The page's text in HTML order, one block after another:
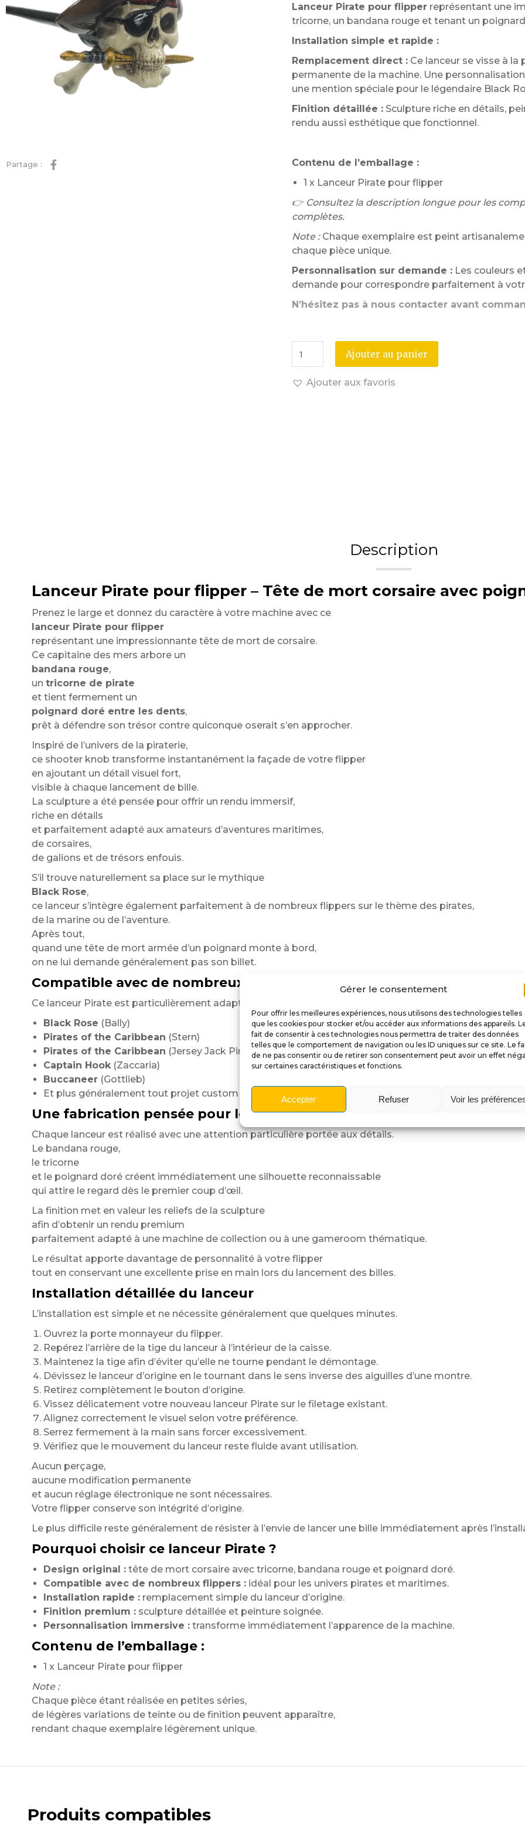
Gérer le consentement
Pour offrir les meilleures expériences, nous utilisons des technologies telles
que les cookies pour stocker et/ou accéder aux informations des appareils.
fait de consentir à ces technologies nous permettra de traiter des données
telles que le comportement de navigation ou les ID uniques sur ce site. Le
de ne pas consentir ou de retirer son consentement peut avoir un effet
sur certaines caractéristiques et fonctions.
Accepter Refuser Voir les
Partage :
Lanceur Pirate pour flipperreprésentant une
tricorne, un bandana rouge et tenant un
Installation simple et rapide :
Remplacement direct :Ce lanceur se visse à la
permanente de la machine. Une
une mention spéciale pour le légendaire Black
Finition détaillée :Sculpture riche en détails,
rendu aussi esthétique que fonctionnel.
Contenu de l’emballage :
1 x Lanceur Pirate pour flipper
👉 Consultez la description longue pour les
complètes.
Note :Chaque exemplaire est peint
chaque pièce unique.
Personnalisation sur demande :Les couleurs
demande pour correspondre parfaitement à
N’hésitez pas à nous contacter avant
Ajouter au panier
Ajouter aux favoris
Description
Lanceur Pirate pour flipper – Tête de mort corsaire avec
Prenez le large et donnez du caractère à votre machine avec ce
lanceur Pirate pour flipper
représentant une impressionnante tête de mort de corsaire.
Ce capitaine des mers arbore un
bandana rouge,
un tricorne de pirate
et tient fermement un
poignard doré entre les dents,
prêt à défendre son trésor contre quiconque oserait s’en approcher.
Inspiré de l’univers de la piraterie,
ce shooter knob transforme instantanément la façade de votre flipper
en ajoutant un détail visuel fort,
visible à chaque lancement de bille.
La sculpture a été pensée pour offrir un rendu immersif,
riche en détails
et parfaitement adapté aux amateurs d’aventures maritimes,
de corsaires,
de galions et de trésors enfouis.
S’il trouve naturellement sa place sur le mythique
Black Rose,
ce lanceur s’intègre également parfaitement à de nombreux flippers sur le thème des pirates,
de la marine ou de l’aventure.
Après tout,
quand une tête de mort armée d’un poignard monte à bord,
on ne lui demande généralement pas son billet.
Compatible avec de nombreux flippers sur le thème des pirates
Ce lanceur Pirate est particulièrement adapté aux machines suivantes :
Black Rose (Bally)
Pirates of the Caribbean (Stern)
Pirates of the Caribbean (Jersey Jack Pinball)
Captain Hook(Zaccaria)
Buccaneer(Gottlieb)
Et plus généralement tout projet custom sur le thème pirate ou corsaire.
Une fabrication pensée pour les passionnés
Chaque lanceur est réalisé avec une attention particulière portée aux détails.
Le bandana rouge,
le tricorne
et le poignard doré créent immédiatement une silhouette reconnaissable
qui attire le regard dès le premier coup d’œil.
La finition met en valeur les reliefs de la sculpture
afin d’obtenir un rendu premium
parfaitement adapté à une machine de collection ou à une gameroom thématique.
Le résultat apporte davantage de personnalité à votre flipper
tout en conservant une excellente prise en main lors du lancement des billes.
Installation détaillée du lanceur
L’installation est simple et ne nécessite généralement que quelques minutes.
Ouvrez la porte monnayeur du flipper.
Repérez l’arrière de la tige du lanceur à l’intérieur de la caisse.
Maintenez la tige afin d’éviter qu’elle ne tourne pendant le démontage.
Dévissez le lanceur d’origine en le tournant dans le sens inverse des aiguilles d’une montre.
Retirez complètement le bouton d’origine.
Vissez délicatement votre nouveau lanceur Pirate sur le filetage existant.
Alignez correctement le visuel selon votre préférence.
Serrez fermement à la main sans forcer excessivement.
Vérifiez que le mouvement du lanceur reste fluide avant utilisation.
Aucun perçage,
aucune modification permanente
et aucun réglage électronique ne sont nécessaires.
Votre flipper conserve son intégrité d’origine.
Le plus difficile reste généralement de résister à l’envie de lancer une bille immédiatement après
Pourquoi choisir ce lanceur Pirate ?
Design original :tête de mort corsaire avec tricorne, bandana rouge et poignard doré.
Compatible avec de nombreux flippers :idéal pour les univers pirates et maritimes.
Installation rapide :remplacement simple du lanceur d’origine.
Finition premium :sculpture détaillée et peinture soignée.
Personnalisation immersive :transforme immédiatement l’apparence de la machine.
Contenu de l’emballage :
1 x Lanceur Pirate pour flipper
Note :
Chaque pièce étant réalisée en petites séries,
de légères variations de teinte ou de finition peuvent apparaître,
rendant chaque exemplaire légèrement unique.
Produits compatibles